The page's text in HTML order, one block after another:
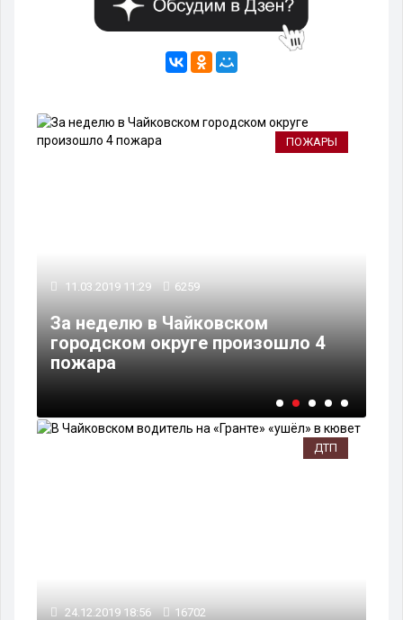
ПОЖАРЫ
11.03.2019 11:29 6259
За неделю в Чайковском
городском округе произошло 4
пожара
ДТП
24.12.2019 18:56 16702